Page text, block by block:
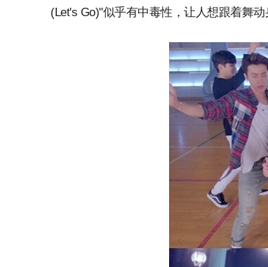
(Let's Go)"似乎有中毒性，让人想跟着舞动